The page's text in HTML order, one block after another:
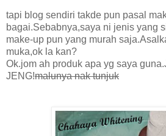
tapi blog sendiri takde pun pasal
bagai.Sebabnya,saya ni jenis yang
make-up pun yang murah
muka,ok la kan?
Ok.jom ah produk apa yg saya
JENG!malunya nak tunjuk